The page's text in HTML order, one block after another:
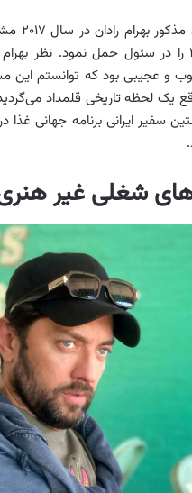
علاوه
زمستانی ۲۰۱۸ را در سئول حمل نمود. نظر
عجیبی بود که توانستم این
سفیر ایرانی برنامه جهانی غذا
شغلی غیر هنری